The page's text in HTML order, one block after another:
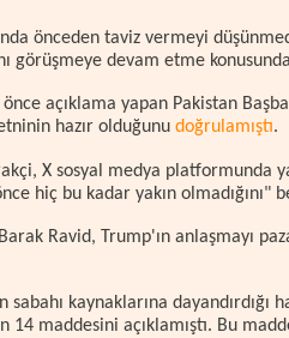
önceden taviz vermeyi
görüşmeye devam etme konusunda
açıklama yapan Pakistan
hazır olduğunu doğrulamıştı.
X sosyal medya platformunda
hiç bu kadar yakın olmadığını"
Ravid, Trump'ın anlaşmayı
kaynaklarına dayandırdığı
14 maddesini açıklamıştı. Bu